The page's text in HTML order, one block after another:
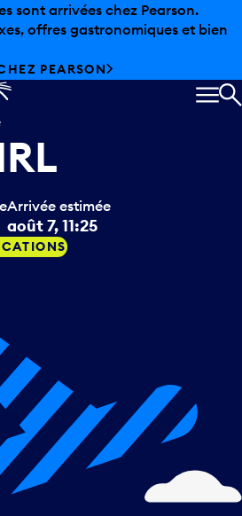
sont arrivées chez Pearson.
offres gastronomiques et bien
PEARSON
Arrivée estimée
août 7, 11:25